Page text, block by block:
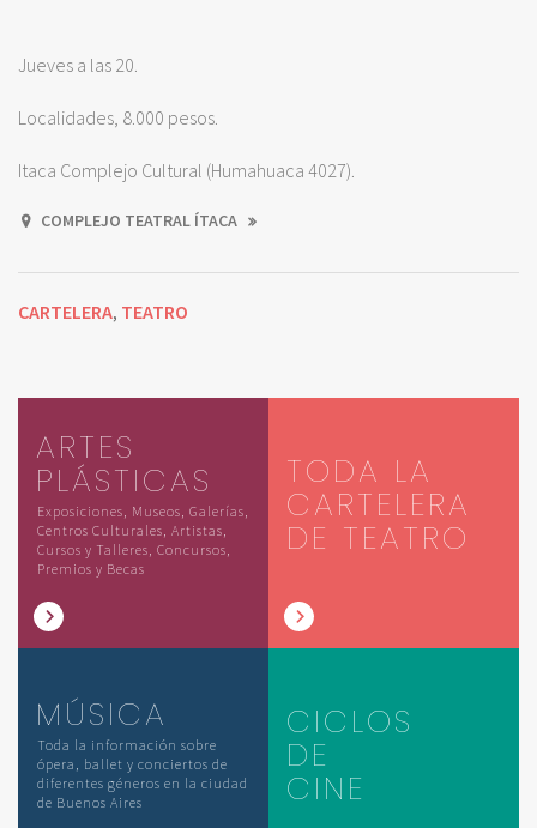
Jueves a las 20.
Localidades, 8.000 pesos.
Itaca Complejo Cultural (Humahuaca 4027).
COMPLEJO TEATRAL ÍTACA
CARTELERA, TEATRO
ARTES
PLÁSTICAS
Exposiciones, Museos, Galerías,
Centros Culturales, Artistas,
Cursos y Talleres, Concursos,
Premios y Becas
TODA LA
CARTELERA
DE TEATRO
MÚSICA
Toda la información sobre
ópera, ballet y conciertos de
diferentes géneros en la ciudad
de Buenos Aires
CICLOS
DE
CINE